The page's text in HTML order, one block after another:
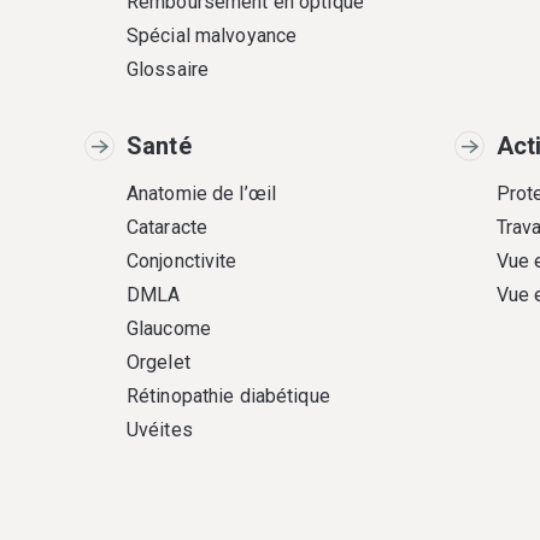
Spécial malvoyance
Glossaire
Santé
Anatomie de l’œil
Cataracte
Conjonctivite
DMLA
Glaucome
Orgelet
Rétinopathie diabétique
Uvéites
Vue
Vue